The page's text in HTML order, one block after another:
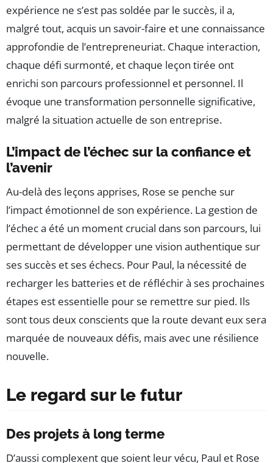
expérience ne s’est pas soldée par le succès, il a,
malgré tout, acquis un savoir-faire et une connaissance
approfondie de l’entrepreneuriat. Chaque interaction,
chaque défi surmonté, et chaque leçon tirée ont
enrichi son parcours professionnel et personnel. Il
évoque une transformation personnelle significative,
malgré la situation actuelle de son entreprise.
L’impact de l’échec sur la confiance et
l’avenir
Au-delà des leçons apprises, Rose se penche sur
l’impact émotionnel de son expérience. La gestion de
l’échec a été un moment crucial dans son parcours, lui
permettant de développer une vision authentique sur
ses succès et ses échecs. Pour Paul, la nécessité de
recharger les batteries et de réfléchir à ses prochaines
étapes est essentielle pour se remettre sur pied. Ils
sont tous deux conscients que la route devant eux sera
marquée de nouveaux défis, mais avec une résilience
nouvelle.
Le regard sur le futur
Des projets à long terme
D’aussi complexent que soient leur vécu, Paul et Rose